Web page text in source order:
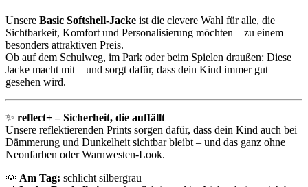
Unsere Basic Softshell-Jacke ist die clevere Wahl für alle, die
Sichtbarkeit, Komfort und Personalisierung möchten – zu einem
besonders attraktiven Preis.
Ob auf dem Schulweg, im Park oder beim Spielen draußen: Diese
Jacke macht mit – und sorgt dafür, dass dein Kind immer gut
gesehen wird.
✨ reflect+ – Sicherheit, die auffällt
Unsere reflektierenden Prints sorgen dafür, dass dein Kind auch bei
Dämmerung und Dunkelheit sichtbar bleibt – und das ganz ohne
Neonfarben oder Warnwesten-Look.
🌞 Am Tag: schlicht silbergrau